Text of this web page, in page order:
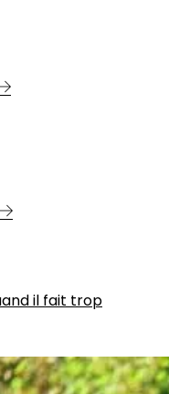
il fait trop